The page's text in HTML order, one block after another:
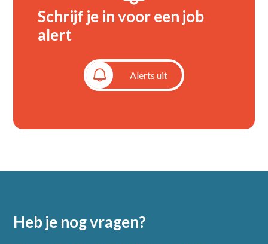
Schrijf je in voor een job
alert
Alerts uit
Heb je nog vragen?